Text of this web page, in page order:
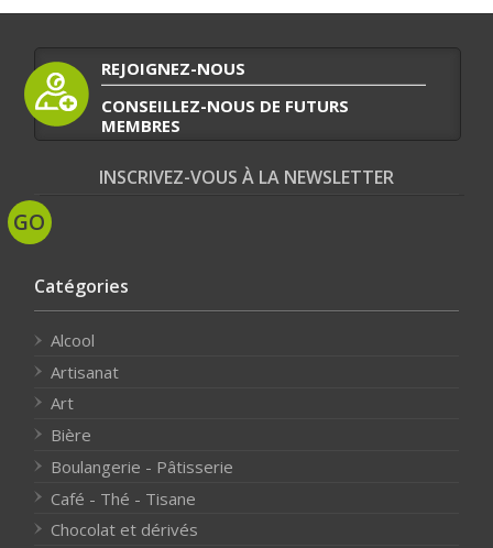
REJOIGNEZ-NOUS
CONSEILLEZ-NOUS DE FUTURS
MEMBRES
INSCRIVEZ-VOUS À LA NEWSLETTER
Catégories
Alcool
Artisanat
Art
Bière
Boulangerie - Pâtisserie
Café - Thé - Tisane
Chocolat et dérivés